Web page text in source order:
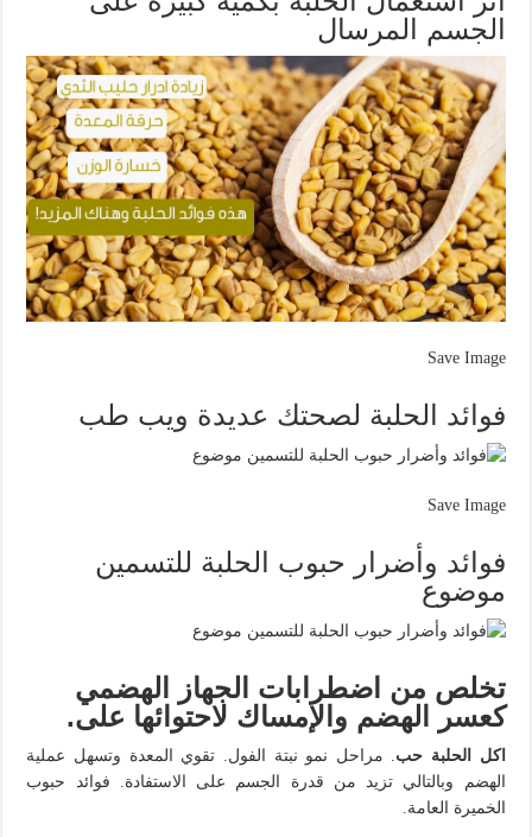
الجسم المرسال
Save Image
فوائد الحلبة لصحتك عديدة ويب طب
Save Image
فوائد وأضرار حبوب الحلبة للتسمين
موضوع
تخلص من اضطرابات الجهاز الهضمي
كعسر الهضم والإمساك لاحتوائها على.
اكل الحلبة حب . مراحل نمو نبتة الفول. تقوي المعدة وتسهل عملية
الهضم وبالتالي تزيد من قدرة الجسم على الاستفادة. فوائد حبوب
الخميرة العامة.